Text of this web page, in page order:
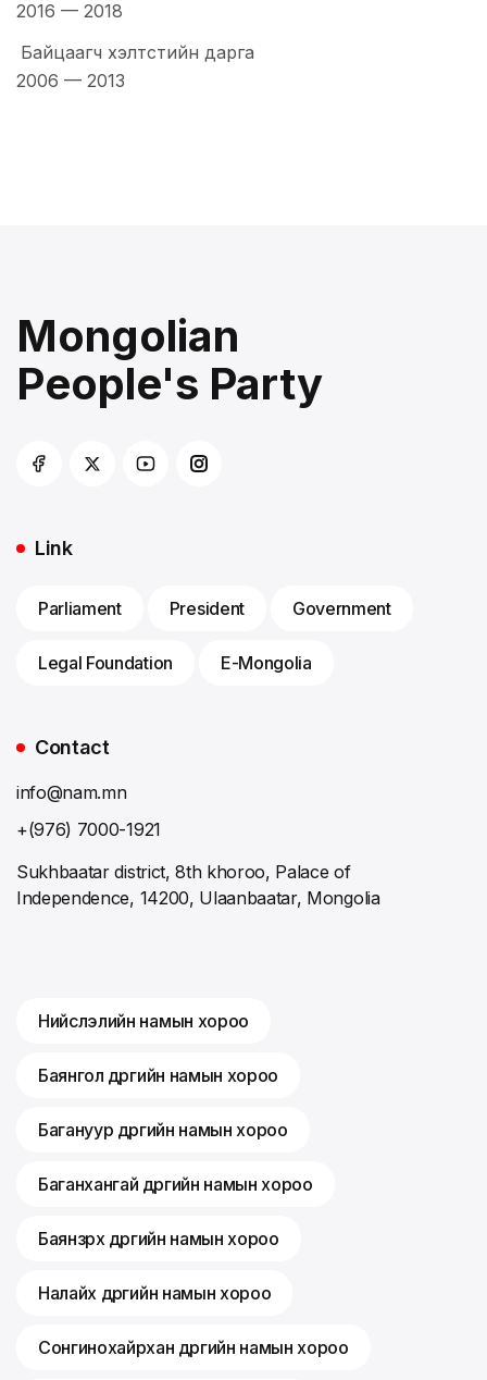
2016 — 2018
Байцаагч хэлтстийн дарга
2006 — 2013
Mongolian
People's Party
Link
Parliament President Government
Legal Foundation E-Mongolia
Contact
info@nam.mn
+(976) 7000-1921
Sukhbaatar district, 8th khoroo, Palace of
Independence, 14200, Ulaanbaatar, Mongolia
Нийслэлийн намын хороо
Баянгол дүүргийн намын хороо
Багануур дүүргийн намын хороо
Баганхангай дүүргийн намын хороо
Баянзүрх дүүргийн намын хороо
Налайх дүүргийн намын хороо
Сонгинохайрхан дүүргийн намын хороо